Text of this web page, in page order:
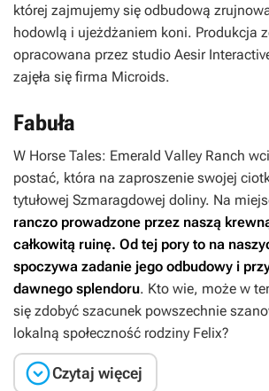
której zajmujemy się odbudową
hodowlą i ujeżdżaniem koni. Produkcja
opracowana przez studio Aesir
zajęła się firma Microids.
Fabuła
W Horse Tales: Emerald Valley Ranch
postać, która na zaproszenie swojej
tytułowej Szmaragdowej doliny. Na
ranczo prowadzone przez naszą
całkowitą ruinę. Od tej pory to na
spoczywa zadanie jego odbudowy i
dawnego splendoru. Kto wie, może w
się zdobyć szacunek powszechnie
lokalną społeczność rodziny Felix?
Czytaj więcej